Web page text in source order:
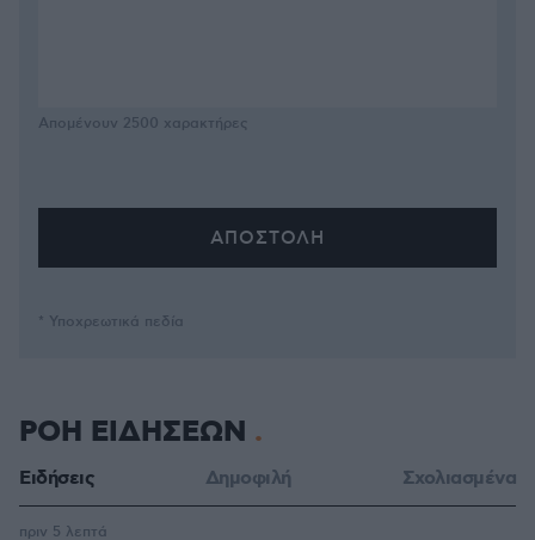
Απομένουν 2500 χαρακτήρες
* Υποχρεωτικά πεδία
ΡΟΗ ΕΙΔΗΣΕΩΝ
Ειδήσεις Δημοφιλή Σχολιασμένα
πριν 5 λεπτά